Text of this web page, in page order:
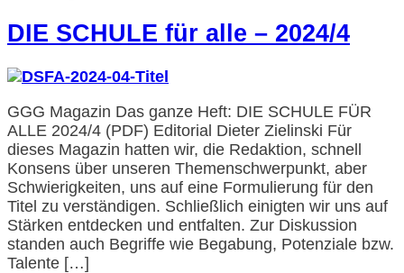
DIE SCHULE für alle – 2024/4
GGG Magazin Das ganze Heft: DIE SCHULE FÜR
ALLE 2024/4 (PDF) Editorial Dieter Zielinski Für
dieses Magazin hatten wir, die Redaktion, schnell
Konsens über unseren Themenschwerpunkt, aber
Schwierigkeiten, uns auf eine Formulierung für den
Titel zu verständigen. Schließlich einigten wir uns auf
Stärken entdecken und entfalten. Zur Diskussion
standen auch Begriffe wie Begabung, Potenziale bzw.
Talente […]